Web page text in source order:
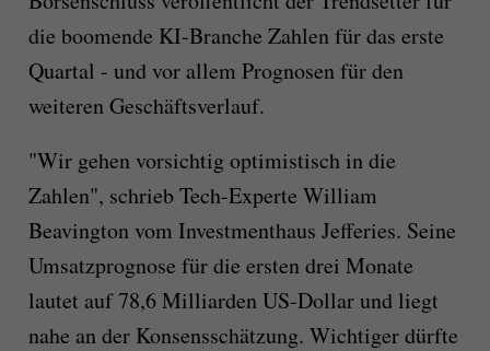
die boomende KI-Branche Zahlen für das erste
Quartal - und vor allem Prognosen für den
weiteren Geschäftsverlauf.
"Wir gehen vorsichtig optimistisch in die
Zahlen", schrieb Tech-Experte William
Beavington vom Investmenthaus Jefferies. Seine
Umsatzprognose für die ersten drei Monate
lautet auf 78,6 Milliarden US-Dollar und liegt
nahe an der Konsensschätzung. Wichtiger dürfte